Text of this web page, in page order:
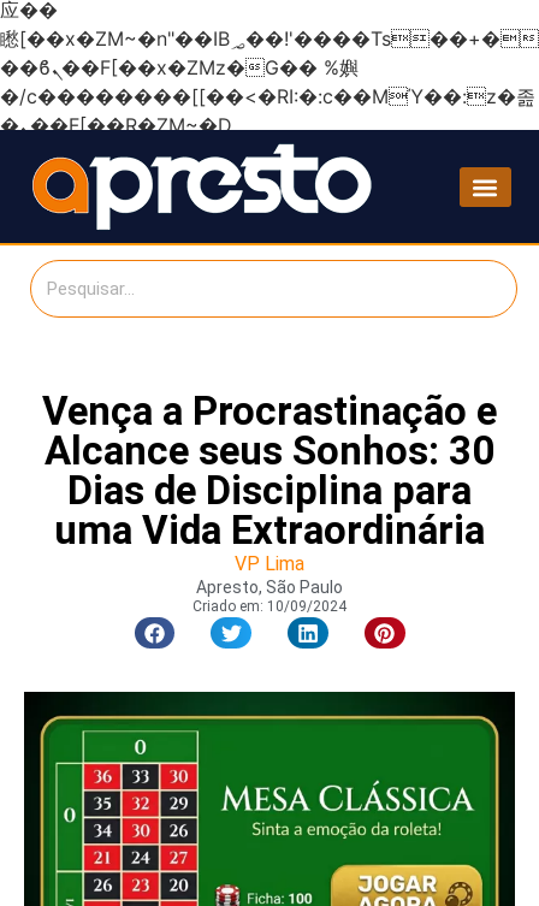
应��
矁[��x�ZM~�n"��IB؃��!'����Тѕ��+��(m��IK�ʭ�/|
��ϐܢ��F[��x�ZMz�G�� %嬩
�/c��������[[��<�RI:�:c��MΎ��:z�졾
�ܢ��F[��R�ZM~�D
Vença a Procrastinação e
Alcance seus Sonhos: 30
Dias de Disciplina para
uma Vida Extraordinária
VP Lima
Apresto, São Paulo
Criado em: 10/09/2024